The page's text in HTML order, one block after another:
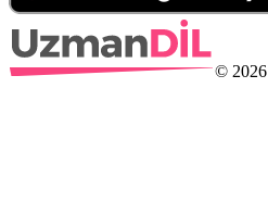
© 2026